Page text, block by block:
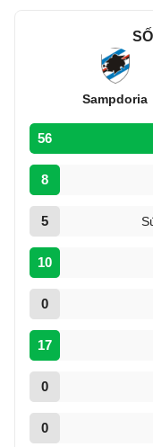
Sampdoria
56
8
5
10
0
17
0
0